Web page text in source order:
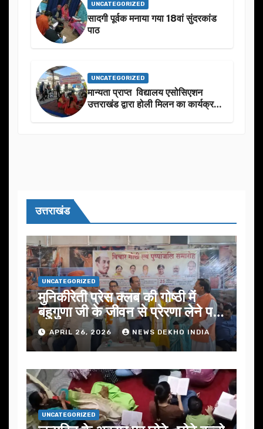
UNCATEGORIZED
सादगी पूर्वक मनाया गया 18वां सुंदरकांड
पाठ
UNCATEGORIZED
मान्यता प्राप्त विद्यालय एसोसिएशन
उत्तराखंड द्वारा होली मिलन का कार्यक्रम
उत्तराखंड
UNCATEGORIZED
मुनिकीरेती प्रेस क्लब की गोष्ठी में
बहुगुणा जी के जीवन से प्रेरणा लेने पर
जोरAPRIL 26, 2026 NEWS DEKHO INDIA
UNCATEGORIZED